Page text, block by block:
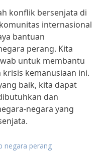
konflik bersenjata di
internasional
bantuan
perang. Kita
untuk membantu
kemanusiaan ini.
baik, kita dapat
dan
negara yang
negara perang